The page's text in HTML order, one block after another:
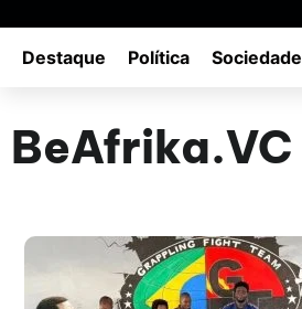
Destaque Política Sociedade
BeAfrika.VC